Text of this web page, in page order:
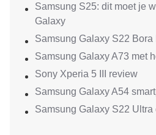
Samsung S25: dit moet je
Galaxy
Samsung Galaxy S22 Bora
Samsung Galaxy A73 met
Sony Xperia 5 III review
Samsung Galaxy A54
Samsung Galaxy S22 Ultra